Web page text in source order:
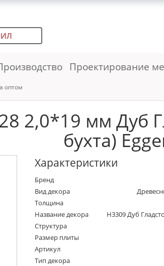
Проектирование
оптом
2,0*19 мм Дуб
бухта)
Характеристики
Бренд
Вид декора
Толщина
Название декора
H3309 Дуб
Структура
Размер плиты
Артикул
Тип декора